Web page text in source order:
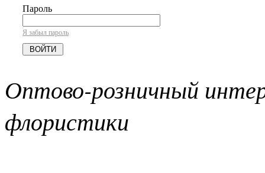
Пароль
Я забыл пароль
Оптово-розничный
флористики